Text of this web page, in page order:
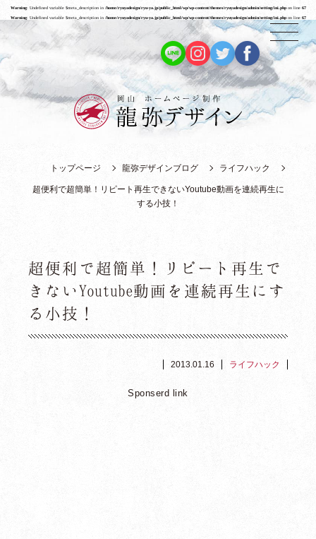
Warning: Undefined variable $meta_description in /home/ryuyadesign/ryu-ya.jp/public_html/wp/wp-content/themes/ryuyadesign/admin/setting/ini.phpon line 67
Warning: Undefined variable $meta_description in /home/ryuyadesign/ryu-ya.jp/public_html/wp/wp-content/themes/ryuyadesign/admin/setting/ini.phpon line 67
トップページ 龍弥デザインブログ ライフハック
超便利で超簡単！リピート再生できないYoutube動画を連続再生に
する小技！
超便利で超簡単！リピート再生で
きないYoutube動画を連続再生にす
る小技！
2013.01.16 ライフハック
Sponserd link